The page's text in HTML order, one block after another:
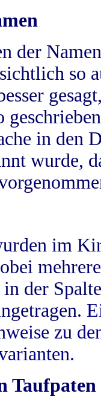
der
so
in
wurde,
im
der
zu
Taufpaten